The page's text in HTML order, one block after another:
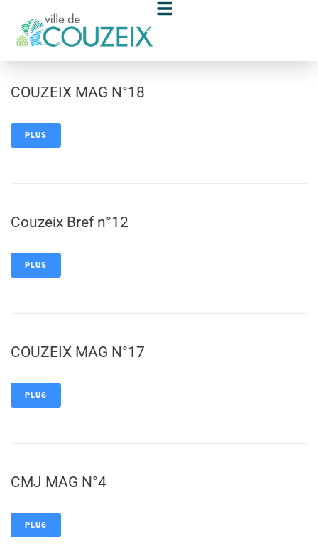
COUZEIX MAG N°18
PLUS
Couzeix Bref n°12
PLUS
COUZEIX MAG N°17
PLUS
CMJ MAG N°4
PLUS